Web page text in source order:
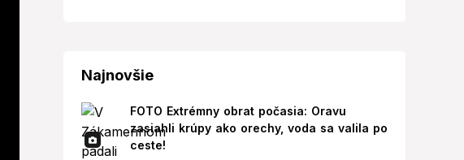
Najnovšie
FOTO Extrémny obrat počasia: Oravu
zasiahli krúpy ako orechy, voda sa valila po
ceste!